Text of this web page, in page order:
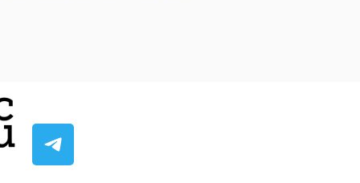
напрямую к ПК или от 30 Мбит/сек при подключении
проекте;